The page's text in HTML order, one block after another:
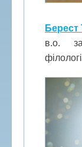
Берест
в.о.